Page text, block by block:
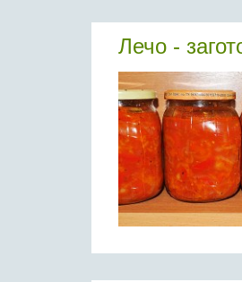
Лечо -